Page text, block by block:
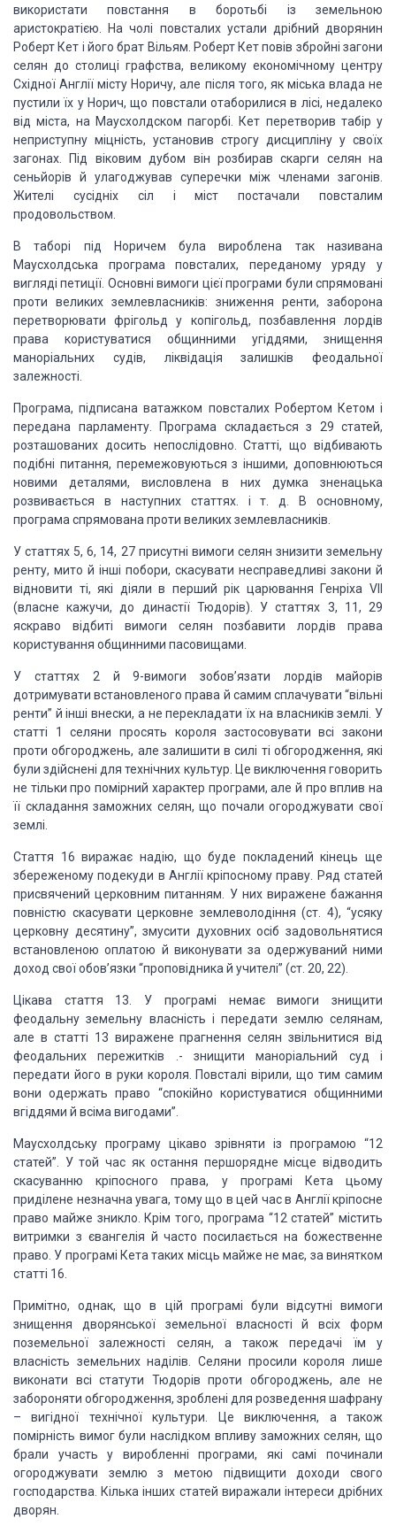
використати повстання в боротьбі із земельною
аристократією. На чолі повсталих устали дрібний дворянин
Роберт Кет і його брат Вільям. Роберт Кет повів збройні загони
селян до столиці графства, великому економічному центру
Східної Англії місту Норичу, але після того, як міська влада не
пустили їх у Норич, що повстали отаборилися в лісі, недалеко
від міста, на Маусхолдском пагорбі. Кет перетворив табір у
неприступну міцність, установив строгу дисципліну у своїх
загонах. Під віковим дубом він розбирав скарги селян на
сеньйорів й улагоджував суперечки між членами загонів.
Жителі сусідніх сіл і міст постачали повсталим
продовольством.
В таборі під Норичем була вироблена так називана
Маусхолдська програма повсталих, переданому уряду у
вигляді петиції. Основні вимоги цієї програми були спрямовані
проти великих землевласників: зниження ренти, заборона
перетворювати фрігольд у копігольд, позбавлення лордів
права користуватися общинними угіддями, знищення
маноріальних судів, ліквідація залишків феодальної
залежності.
Програма, підписана ватажком повсталих Робертом Кетом і
передана парламенту. Програма складається з 29 статей,
розташованих досить непослідовно. Статті, що відбивають
подібні питання, перемежовуються з іншими, доповнюються
новими деталями, висловлена в них думка зненацька
розвивається в наступних статтях. і т. д. В основному,
програма спрямована проти великих землевласників.
У статтях 5, 6, 14, 27 присутні вимоги селян знизити земельну
ренту, мито й інші побори, скасувати несправедливі закони й
відновити ті, які діяли в перший рік царювання Генріха VII
(власне кажучи, до династії Тюдорів). У статтях 3, 11, 29
яскраво відбиті вимоги селян позбавити лордів права
користування общинними пасовищами.
У статтях 2 й 9-вимоги зобов’язати лордів майорів
дотримувати встановленого права й самим сплачувати “вільні
ренти” й інші внески, а не перекладати їх на власників землі. У
статті 1 селяни просять короля застосовувати всі закони
проти обгороджень, але залишити в силі ті обгородження, які
були здійснені для технічних культур. Це виключення говорить
не тільки про помірний характер програми, але й про вплив на
її складання заможних селян, що почали огороджувати свої
землі.
Стаття 16 виражає надію, що буде покладений кінець ще
збереженому подекуди в Англії кріпосному праву. Ряд статей
присвячений церковним питанням. У них виражене бажання
повністю скасувати церковне землеволодіння (ст. 4), “усяку
церковну десятину”, змусити духовних осіб задовольнятися
встановленою оплатою й виконувати за одержуваний ними
доход свої обов’язки “проповідника й учителі” (ст. 20, 22).
Цікава стаття 13. У програмі немає вимоги знищити
феодальну земельну власність і передати землю селянам,
але в статті 13 виражене прагнення селян звільнитися від
феодальних пережитків .- знищити маноріальний суд і
передати його в руки короля. Повсталі вірили, що тим самим
вони одержать право “спокійно користуватися общинними
вгіддями й всіма вигодами”.
Маусхолдську програму цікаво зрівняти із програмою “12
статей”. У той час як остання першорядне місце відводить
скасуванню кріпосного права, у програмі Кета цьому
приділене незначна увага, тому що в цей час в Англії кріпосне
право майже зникло. Крім того, програма “12 статей” містить
витримки з євангелія й часто посилається на божественне
право. У програмі Кета таких місць майже не має, за винятком
статті 16.
Примітно, однак, що в цій програмі були відсутні вимоги
знищення дворянської земельної власності й всіх форм
поземельної залежності селян, а також передачі їм у
власність земельних наділів. Селяни просили короля лише
виконати всі статути Тюдорів проти обгороджень, але не
забороняти обгородження, зроблені для розведення шафрану
– вигідної технічної культури. Це виключення, а також
помірність вимог були наслідком впливу заможних селян, що
брали участь у виробленні програми, які самі починали
огороджувати землю з метою підвищити доходи свого
господарства. Кілька інших статей виражали інтереси дрібних
дворян.